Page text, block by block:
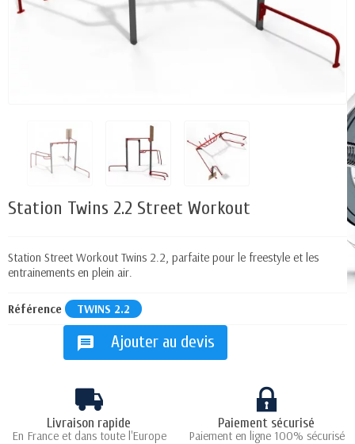
Station Twins 2.2 Street Workout
Station Street Workout Twins 2.2, parfaite pour le freestyle et les
entrainements en plein air.
Référence TWINS 2.2
message Ajouter au devis
Livraison rapide
En France et dans toute l'Europe
Paiement sécurisé
Paiement en ligne 100% sécurisé